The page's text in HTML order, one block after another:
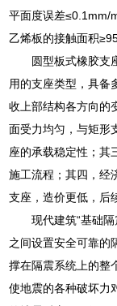
平面度误差≤0.1mm/
乙烯板的接触面积
圆型板式橡胶支
用的支座类型，具备
收上部结构各方向的
面受力均匀，与矩形
座的承载稳定性；其
施工流程；其四，经
支座，造价更低，后
现代建筑“基础
之间设置安全可靠的
撑在隔震系统上的整
使地震的各种破坏力